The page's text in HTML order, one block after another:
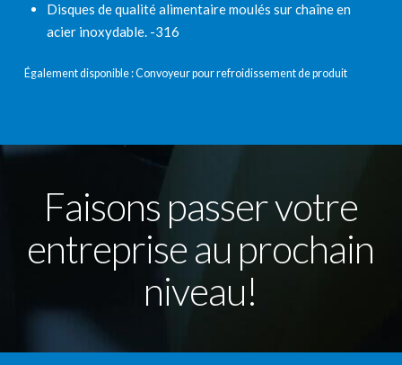
Disques de qualité alimentaire moulés sur chaîne en
acier inoxydable. -316
Également disponible : Convoyeur pour refroidissement de produit
Faisons passer votre
entreprise au prochain
niveau!